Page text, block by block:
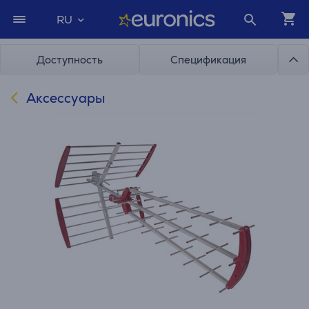
RU
Доступность Спецификация
Аксессуары